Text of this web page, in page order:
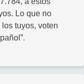
Lo que no
tuyos, voten